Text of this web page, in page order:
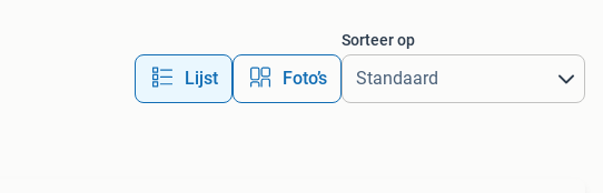
Lijst Foto’s
Sorteer op